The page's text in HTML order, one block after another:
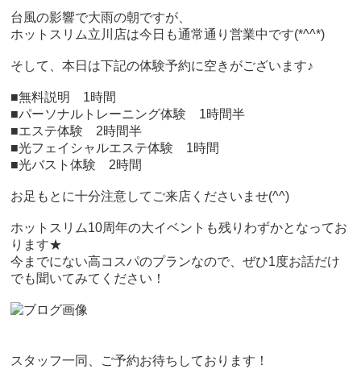
台風の影響で大雨の朝ですが、
ホットスリム立川店は今日も通常通り営業中です(*^^*)
そして、本日は下記の体験予約に空きがございます♪
■無料説明 1時間
■パーソナルトレーニング体験 1時間半
■エステ体験 2時間半
■光フェイシャルエステ体験 1時間
■光バスト体験 2時間
お足もとに十分注意してご来店くださいませ(^^)
ホットスリム10周年の大イベントも残りわずかとなってお
ります★
今までにない高コスパのプランなので、ぜひ1度お話だけ
でも聞いてみてください！
スタッフ一同、ご予約お待ちしております！